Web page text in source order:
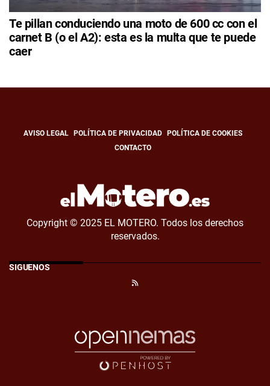
Te pillan conduciendo una moto de 600 cc con el
carnet B (o el A2): esta es la multa que te puede
caer
AVISO LEGAL POLÍTICA DE PRIVACIDAD
POLÍTICA DE COOKIES
CONTACTO
Copyright © 2025 EL MOTERO. Todos los derechos
reservados.
SÍGUENOS